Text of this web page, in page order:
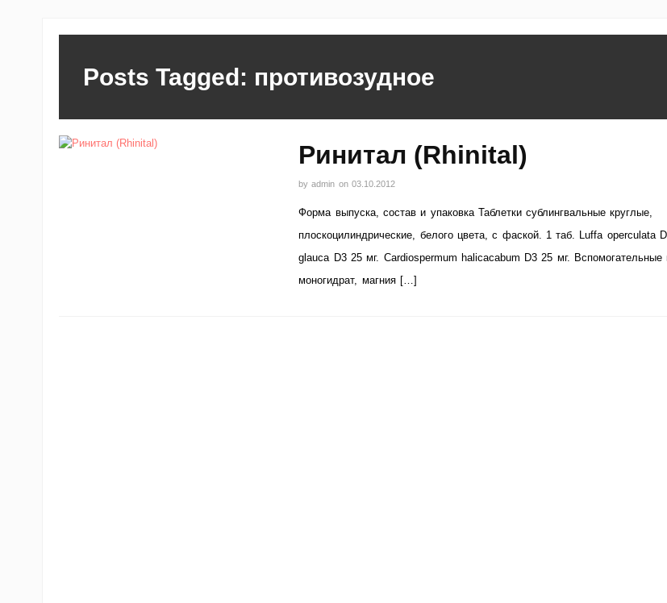
Posts Tagged: противозудное
Ринитал (Rhinital)
byadmin on 03.10.2012
Форма выпуска, состав и упаковка Таблетки сублингвальные круглые,
плоскоцилиндрические, белого цвета, с фаской. 1 таб. Luffa operculata
glauca D3 25 мг. Cardiospermum halicacabum D3 25 мг.
моногидрат, магния […]